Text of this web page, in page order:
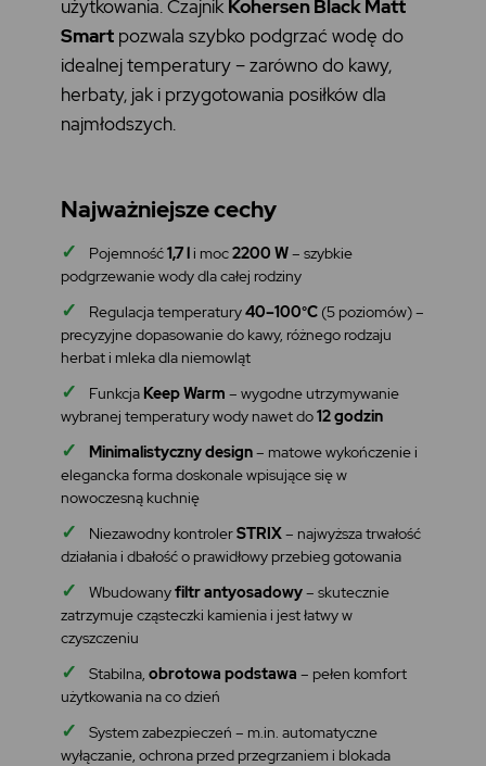
użytkowania. Czajnik Kohersen Black Matt
Smartpozwala szybko podgrzać wodę do
idealnej temperatury – zarówno do kawy,
herbaty, jak i przygotowania posiłków dla
najmłodszych.
Najważniejsze cechy
✓ Pojemność1,7 li moc2200 W– szybkie
podgrzewanie wody dla całej rodziny
✓ Regulacja temperatury40–100°C(5 poziomów) –
precyzyjne dopasowanie do kawy, różnego rodzaju
herbat i mleka dla niemowląt
✓ Funkcja Keep Warm – wygodne utrzymywanie
wybranej temperatury wody nawet do12 godzin
✓ Minimalistyczny design– matowe wykończenie i
elegancka forma doskonale wpisujące się w
nowoczesną kuchnię
✓ Niezawodny kontrolerSTRIX– najwyższa trwałość
działania i dbałość o prawidłowy przebieg gotowania
✓ Wbudowanyfiltr antyosadowy– skutecznie
zatrzymuje cząsteczki kamienia i jest łatwy w
czyszczeniu
✓ Stabilna, obrotowa podstawa – pełen komfort
użytkowania na co dzień
✓
System zabezpieczeń – m.in. automatyczne
wyłączanie, ochrona przed przegrzaniem i blokada